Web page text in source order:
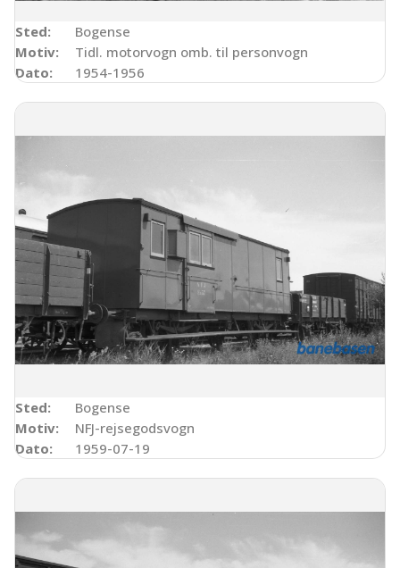
Sted:
Bogense
Motiv:
Tidl. motorvogn omb. til personvogn
Dato:
1954-1956
Sted:
Bogense
Motiv:
NFJ-rejsegodsvogn
Dato:
1959-07-19